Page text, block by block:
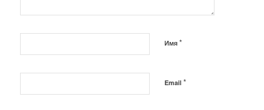
Имя *
Email *